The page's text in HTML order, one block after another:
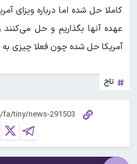
کاملا حل شده اما درباره ویزای
عهده آنها بگذاریم و حل
آمریکا حل شده چون فعلا چیزی
تاج